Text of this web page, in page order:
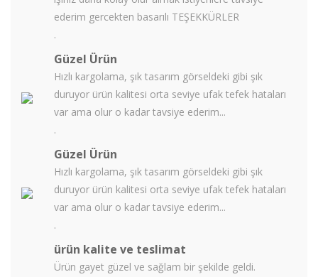
ederim gercekten basarılı TEŞEKKÜRLER
.
Güzel Ürün
Hızlı kargolama, şık tasarım görseldeki gibi şık
duruyor ürün kalitesi orta seviye ufak tefek hataları
var ama olur o kadar tavsiye ederim...
.
Güzel Ürün
Hızlı kargolama, şık tasarım görseldeki gibi şık
duruyor ürün kalitesi orta seviye ufak tefek hataları
var ama olur o kadar tavsiye ederim...
.
ürün kalite ve teslimat
Ürün gayet güzel ve sağlam bir şekilde geldi.